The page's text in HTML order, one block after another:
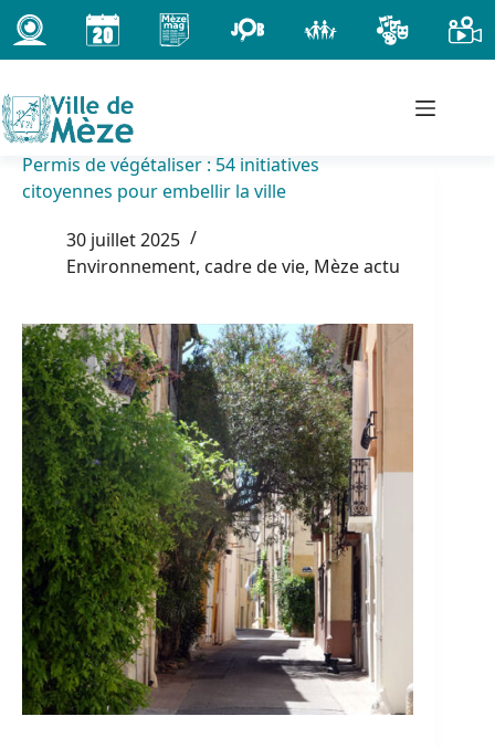
Passer
au
contenu
Permis de végétaliser : 54 initiatives
citoyennes pour embellir la ville
30 juillet 2025
Environnement, cadre de vie, Mèze actu